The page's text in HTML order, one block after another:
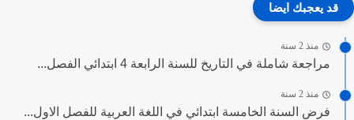
قد يعجبك ايضا
منذ 2 سنة
مراجعة شاملة في التاريخ للسنة الرابعة 4 ابتدائي الفصل...
منذ 2 سنة
فرض السنة الخامسة ابتدائي في اللغة العربية للفصل الاول...